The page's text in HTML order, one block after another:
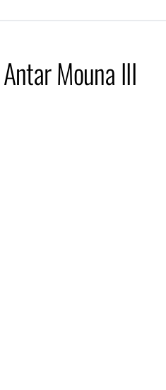
Mouna III